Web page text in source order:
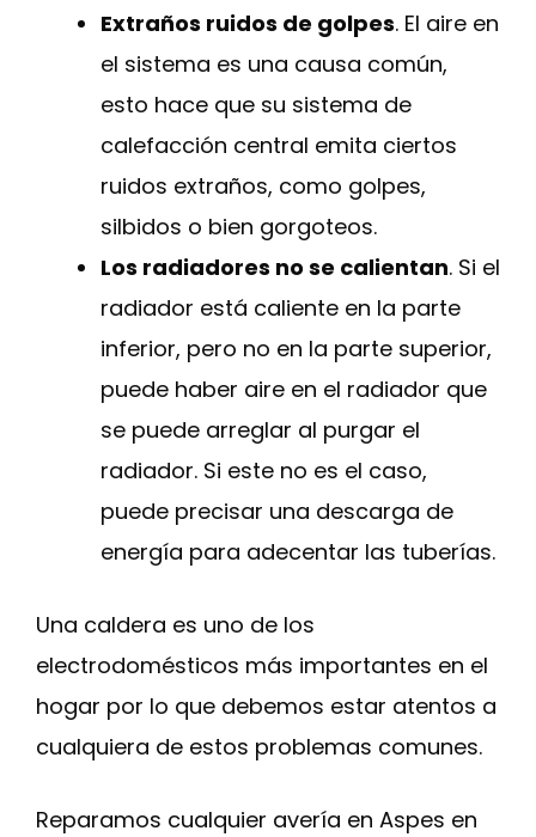
Extraños ruidos de golpes. El aire en
el sistema es una causa común,
esto hace que su sistema de
calefacción central emita ciertos
ruidos extraños, como golpes,
silbidos o bien gorgoteos.
Los radiadores no se calientan. Si el
radiador está caliente en la parte
inferior, pero no en la parte superior,
puede haber aire en el radiador que
se puede arreglar al purgar el
radiador. Si este no es el caso,
puede precisar una descarga de
energía para adecentar las tuberías.
Una caldera es uno de los
electrodomésticos más importantes en el
hogar por lo que debemos estar atentos a
cualquiera de estos problemas comunes.
Reparamos cualquier avería en Aspes en